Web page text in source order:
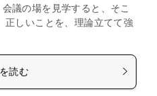
議の場を見学すると、そこ
正しいことを、理論立てて強
読む